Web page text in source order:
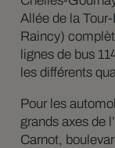
Allée de la
Raincy)
lignes de bus
les différents
Pour les
grands axes de
Carnot,